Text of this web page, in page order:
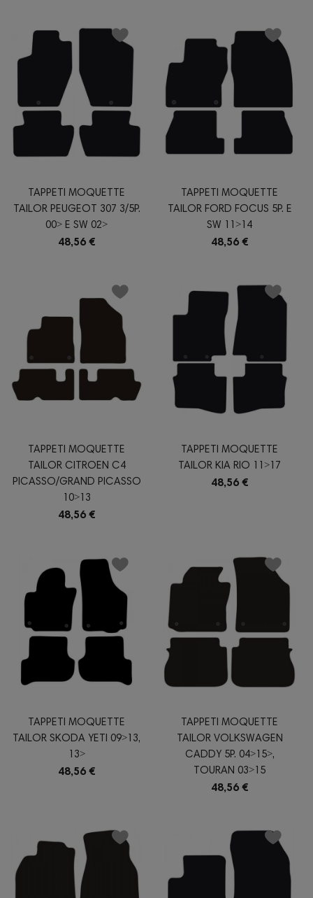
TAPPETI MOQUETTE
TAILOR PEUGEOT 307 3/5P.
00˃ E SW 02˃
48,56 €
TAPPETI MOQUETTE
TAILOR FORD FOCUS 5P. E
SW 11˃14
48,56 €
TAPPETI MOQUETTE
TAILOR CITROEN C4
PICASSO/GRAND PICASSO
10˃13
48,56 €
TAPPETI MOQUETTE
TAILOR KIA RIO 11˃17
48,56 €
TAPPETI MOQUETTE
TAILOR SKODA YETI 09˃13,
13˃
48,56 €
TAPPETI MOQUETTE
TAILOR VOLKSWAGEN
CADDY 5P. 04˃15˃,
TOURAN 03˃15
48,56 €